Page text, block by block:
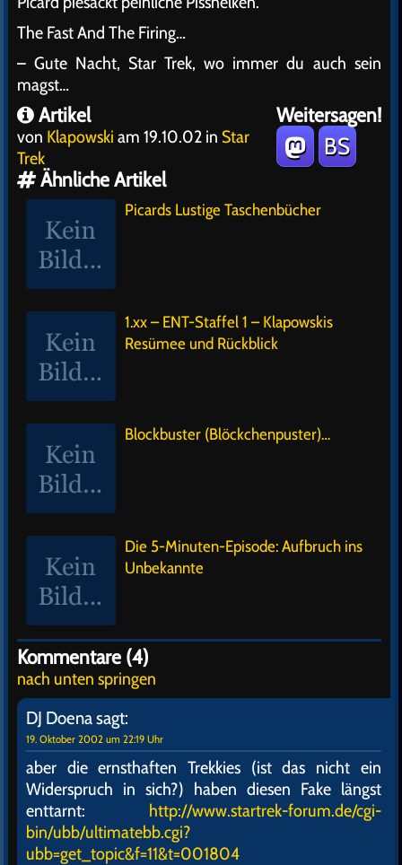
The Fast And The Firing…
– Gute Nacht, Star Trek, wo immer du auch sein
magst…
Weitersagen!
BS
Artikel
von Klapowski am 19.10.02 in Star
Trek
Ähnliche Artikel
Picards Lustige Taschenbücher
1.xx – ENT-Staffel 1 – Klapowskis
Resümee und Rückblick
Blockbuster (Blöckchenpuster)…
Die 5-Minuten-Episode: Aufbruch ins
Unbekannte
Kommentare (4)
nach unten springen
DJ Doenasagt:
19. Oktober 2002 um 22:19 Uhr
aber die ernsthaften Trekkies (ist das nicht ein
Widerspruch in sich?) haben diesen Fake längst
enttarnt: http://www.startrek-forum.de/cgi-
bin/ubb/ultimatebb.cgi?
ubb=get_topic&f=11&t=001804